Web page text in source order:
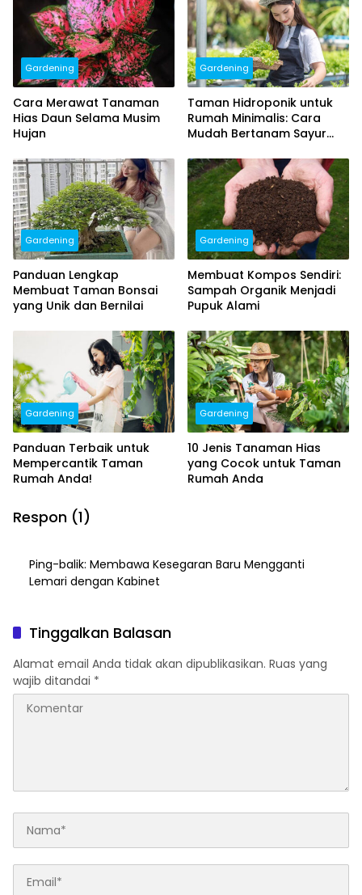
Gardening
Cara Merawat Tanaman
Hias Daun Selama Musim
Hujan
Gardening
Taman Hidroponik untuk
Rumah Minimalis: Cara
Mudah Bertanam Sayur
Gardening
Panduan Lengkap
Membuat Taman Bonsai
yang Unik dan Bernilai
Gardening
Membuat Kompos Sendiri:
Sampah Organik Menjadi
Pupuk Alami
Gardening
Panduan Terbaik untuk
Mempercantik Taman
Rumah Anda!
Gardening
10 Jenis Tanaman Hias
yang Cocok untuk Taman
Rumah Anda
Respon (1)
Ping-balik: Membawa Kesegaran Baru Mengganti
Lemari dengan Kabinet
Tinggalkan Balasan
Alamat email Anda tidak akan dipublikasikan. Ruas yang
wajib ditandai *